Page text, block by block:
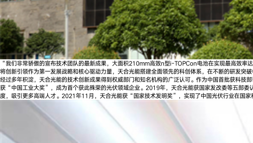
“我们非常骄傲的宣布技术团队的最新成果，大面积210mm高效n型i-TOPCon电池在实现最高效
将创新引领作为第一发展战略和核心驱动力量，天合光能搭建全面领先的科创体系，在不断的研发突
经过多年积淀，天合光能的技术创新成果得到权威部门和知名机构的广泛认可。作为中国首批获科
获“中国工业大奖”，成为首个获此殊荣的光伏领域企业。2019年，天合光能获国家发改委等五部
度，吸引更多高端人才。2021年11月，天合光能获“国家技术发明奖”，实现了中国光伏行业在国